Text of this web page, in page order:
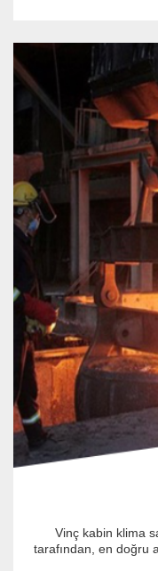
Vinç kabin klima
tarafından, en doğru